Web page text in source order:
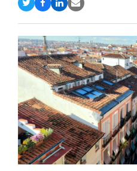
Compartir
Twitter
Compartir
Facebook
Compartir
LinkedIn
Share
Email